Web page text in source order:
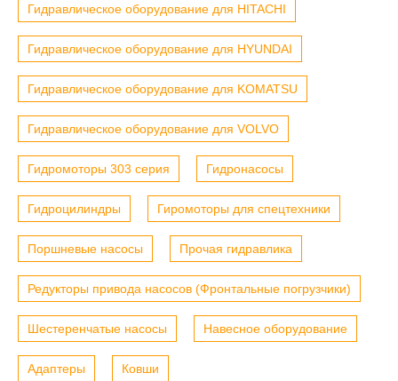
Гидравлическое оборудование для HITACHI
Гидравлическое оборудование для HYUNDAI
Гидравлическое оборудование для KOMATSU
Гидравлическое оборудование для VOLVO
Гидромоторы 303 серия Гидронасосы
Гидроцилиндры Гиромоторы для спецтехники
Поршневые насосы Прочая гидравлика
Редукторы привода насосов (Фронтальные погрузчики)
Шестеренчатые насосы Навесное оборудование
Адаптеры Ковши